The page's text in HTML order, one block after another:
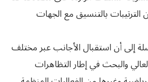
بالتنسيق مع الجهات
إلى أن استقبال الأجانب عبر مختلف
والبحث في إطار التظاهرات